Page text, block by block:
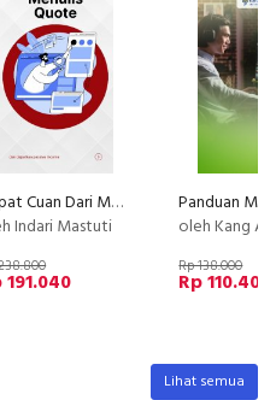
Dapat Cuan Dari Menulis Quote
Indari Mastuti
191.040
oleh Kang
Rp 138.000
Rp 110.400
Lihat semua